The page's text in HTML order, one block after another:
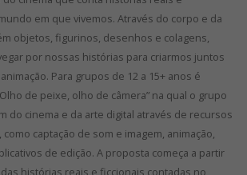
em que vivemos. Através do corpo e da
objetos, figurinos, desenhos e colagens,
por nossas histórias para criarmos juntos
Para grupos de 12 a 15+ anos é
de peixe, olho de câmera” na qual o grupo
do cinema e da arte digital através de recursos
captação de som e imagem, animação,
de edição. A proposta começa a partir
histórias reais e ficcionais contadas no